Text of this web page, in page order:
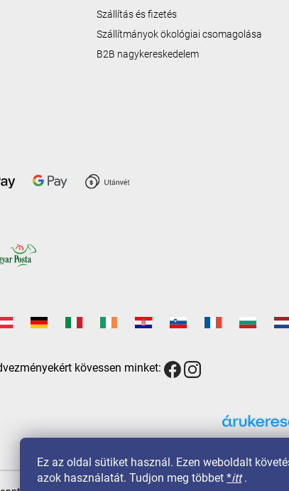
Ez az oldal sütiket használ. Ezen weboldalt
azok használatát. Tudjon meg többet *itt.
Szállítás és fizetés
Szállítmányok ökológiai csomagolása
B2B nagykereskedelem
kövessen minket: